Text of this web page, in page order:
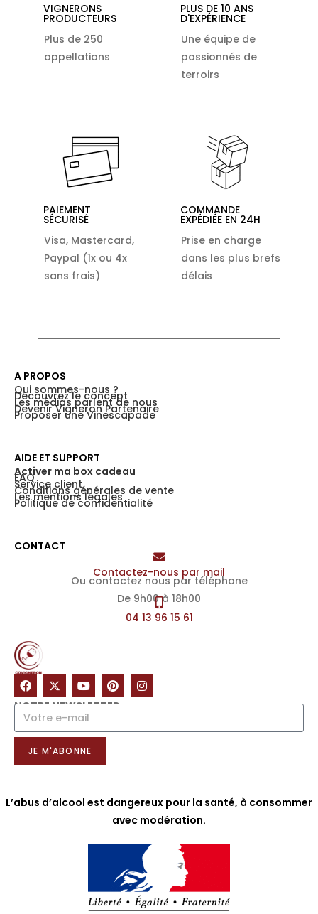
VIGNERONS
PRODUCTEURS
Plus de 250
appellations
PLUS DE 10 ANS
D'EXPÉRIENCE
Une équipe de
passionnés de
terroirs
PAIEMENT
SÉCURISÉ
Visa, Mastercard,
Paypal (1x ou 4x
sans frais)
COMMANDE
EXPÉDIÉE EN 24H
Prise en charge
dans les plus brefs
délais
NOTRE NEWSLETTER
JE M'ABONNE
CONTACT
Contactez-nous par mail
Ou contactez nous par téléphone
De 9h00 à 18h00
04 13 96 15 61
AIDE ET SUPPORT
Activer ma box cadeau
FAQ
Service client
Conditions générales de vente
Les mentions légales
Politique de confidentialité
A PROPOS
Qui sommes-nous ?
Découvrez le concept
Les médias parlent de nous
Devenir Vigneron Partenaire
Proposer une Vinescapade
L’abus d’alcool est dangereux pour la santé, à consommer
avec modération.